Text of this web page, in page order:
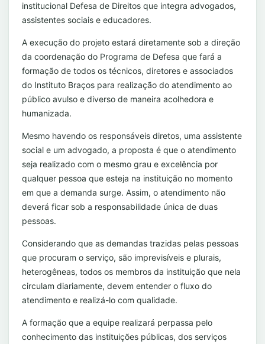
institucional Defesa de Direitos que integra advogados,
assistentes sociais e educadores.
A execução do projeto estará diretamente sob a direção
da coordenação do Programa de Defesa que fará a
formação de todos os técnicos, diretores e associados
do Instituto Braços para realização do atendimento ao
público avulso e diverso de maneira acolhedora e
humanizada.
Mesmo havendo os responsáveis diretos, uma assistente
social e um advogado, a proposta é que o atendimento
seja realizado com o mesmo grau e excelência por
qualquer pessoa que esteja na instituição no momento
em que a demanda surge. Assim, o atendimento não
deverá ficar sob a responsabilidade única de duas
pessoas.
Considerando que as demandas trazidas pelas pessoas
que procuram o serviço, são imprevisíveis e plurais,
heterogêneas, todos os membros da instituição que nela
circulam diariamente, devem entender o fluxo do
atendimento e realizá-lo com qualidade.
A formação que a equipe realizará perpassa pelo
conhecimento das instituições públicas, dos serviços